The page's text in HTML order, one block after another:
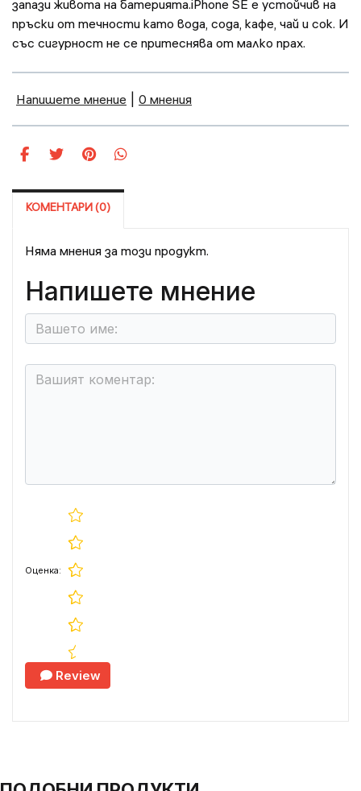
запази живота на батерията.iPhone SE е устойчив на
пръски от течности като вода, сода, кафе, чай и сок. И
със сигурност не се притеснява от малко прах.
Напишете мнение 0 мнения
КОМЕНТАРИ (0)
Няма мнения за този продукт.
Напишете мнение
Оценка:
Review